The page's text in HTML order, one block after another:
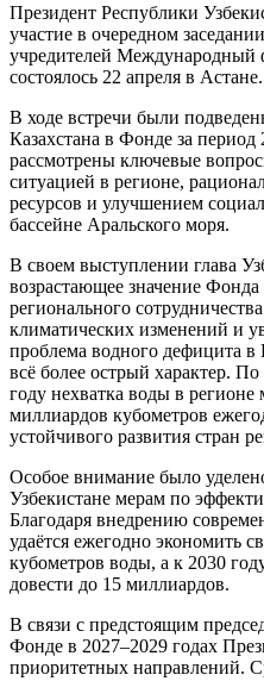
Президент Республики
участие в очередном
учредителей Международный
состоялось 22 апреля в Астане.
В ходе встречи были
Казахстана в Фонде за период
рассмотрены ключевые
ситуацией в регионе,
ресурсов и улучшением
бассейне Аральского моря.
В своем выступлении глава
возрастающее значение
регионального
климатических изменений и
проблема водного дефицита
всё более острый характер.
году нехватка воды в
миллиардов кубометров
устойчивого развития стран
Особое внимание было
Узбекистане мерам по
Благодаря внедрению
удаётся ежегодно экономить
кубометров воды, а к 2030
довести до 15 миллиардов.
В связи с предстоящим
Фонде в 2027–2029 годах
приоритетных направлений.